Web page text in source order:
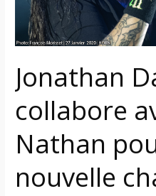
Jonathan
collabore
Nathan
nouvelle
une
nouvelle
chanson